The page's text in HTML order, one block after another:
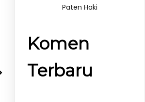
Paten Haki
Komen
Terbaru